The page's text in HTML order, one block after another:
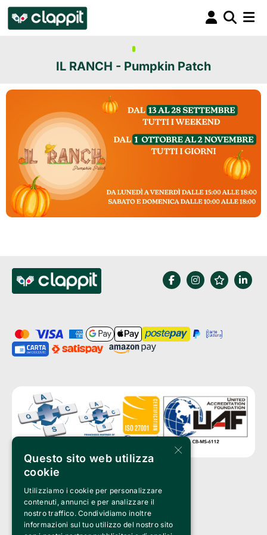
IL RANCH - Pumpkin Patch
Clappit è un marchio di proprietà di:
Bemils Srl
a Socio Unico
Via Fosse Ardeatine, 4 -20092 Cinisello Balsamo (MI)
PI 05589050961
×
Questo sito web utilizza
cookie
Utilizziamo i cookie per personalizzare
contenuti, annunci e per analizzare il
nostro traffico. Condividiamo inoltre
informazioni sul tuo utilizzo del nostro sito